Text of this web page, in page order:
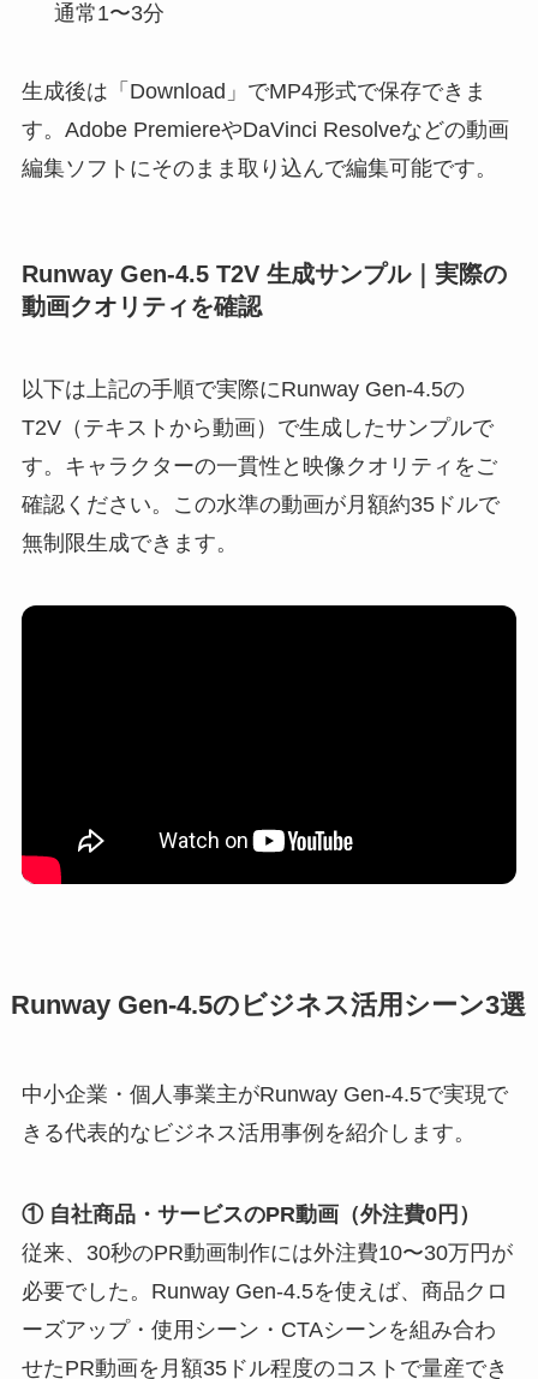
通常1〜3分
生成後は「Download」でMP4形式で保存できま
す。Adobe PremiereやDaVinci Resolveなどの動画
編集ソフトにそのまま取り込んで編集可能です。
Runway Gen-4.5 T2V 生成サンプル｜実際の
動画クオリティを確認
以下は上記の手順で実際にRunway Gen-4.5の
T2V（テキストから動画）で生成したサンプルで
す。キャラクターの一貫性と映像クオリティをご
確認ください。この水準の動画が月額約35ドルで
無制限生成できます。
Runway Gen-4.5のビジネス活用シーン3選
中小企業・個人事業主がRunway Gen-4.5で実現で
きる代表的なビジネス活用事例を紹介します。
① 自社商品・サービスのPR動画（外注費0円）
従来、30秒のPR動画制作には外注費10〜30万円が
必要でした。Runway Gen-4.5を使えば、商品クロ
ーズアップ・使用シーン・CTAシーンを組み合わ
せたPR動画を月額35ドル程度のコストで量産でき